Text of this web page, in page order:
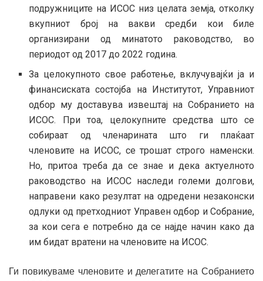
подружниците на ИСОС низ целата земја, отколку
вкупниот број на вакви средби кои биле
организирани од минатото раководство, во
периодот од 2017 до 2022 година.
За целокупното свое работење, вклучувајќи ја и
финансиската состојба на Институтот, Управниот
одбор му доставува извештај на Собранието на
ИСОС. При тоа, целокупните средства што се
собираат од членарината што ги плаќаат
членовите на ИСОС, се трошат строго наменски.
Но, притоа треба да се знае и дека актуелното
раководство на ИСОС наследи големи долгови,
направени како резултат на одредени незаконски
одлуки од претходниот Управен одбор и Собрание,
за кои сега е потребно да се најде начин како да
им бидат вратени на членовите на ИСОС.
Ги повикуваме членовите и делегатите на Собранието